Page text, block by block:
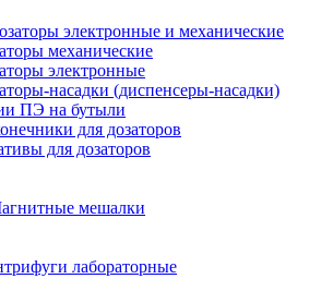
электронные и механические
механические
электронные
насадки (диспенсеры-насадки)
ПЭ на бутыли
для дозаторов
для дозаторов
мешалки
лабораторные